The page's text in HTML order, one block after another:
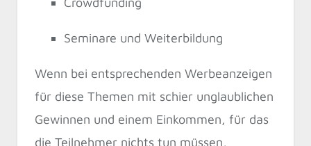
Seminare und Weiterbildung
Wenn bei entsprechenden Werbeanzeigen
für diese Themen mit schier unglaublichen
Gewinnen und einem Einkommen, für das
die Teilnehmer nichts tun müssen,